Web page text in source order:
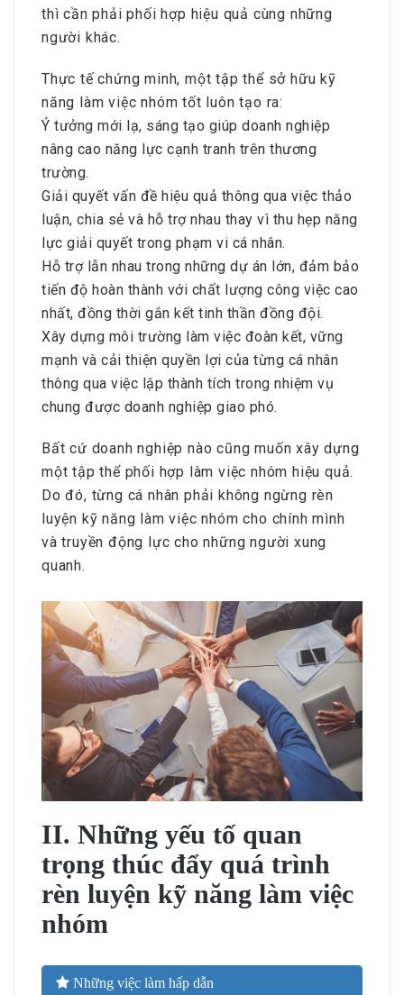
thì cần phải phối hợp hiệu quả cùng những
người khác.
Thực tế chứng minh, một tập thể sở hữu kỹ
năng làm việc nhóm tốt luôn tạo ra:
Ý tưởng mới lạ, sáng tạo giúp doanh nghiệp
nâng cao năng lực cạnh tranh trên thương
trường.
Giải quyết vấn đề hiệu quả thông qua việc thảo
luận, chia sẻ và hỗ trợ nhau thay vì thu hẹp năng
lực giải quyết trong phạm vi cá nhân.
Hỗ trợ lẫn nhau trong những dự án lớn, đảm bảo
tiến độ hoàn thành với chất lượng công việc cao
nhất, đồng thời gắn kết tinh thần đồng đội.
Xây dựng môi trường làm việc đoàn kết, vững
mạnh và cải thiện quyền lợi của từng cá nhân
thông qua việc lập thành tích trong nhiệm vụ
chung được doanh nghiệp giao phó.
Bất cứ doanh nghiệp nào cũng muốn xây dựng
một tập thể phối hợp làm việc nhóm hiệu quả.
Do đó, từng cá nhân phải không ngừng rèn
luyện kỹ năng làm việc nhóm cho chính mình
và truyền động lực cho những người xung
quanh.
II. Những yếu tố quan
trọng thúc đẩy quá trình
rèn luyện kỹ năng làm việc
nhóm
Những việc làm hấp dẫn